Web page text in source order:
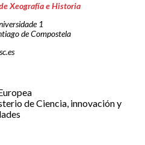
Xeografía e Historia
1
de Compostela